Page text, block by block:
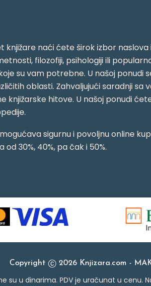
knjižare naći ćete širok izbor
filozofiji, psihologiji ili
su vam potrebne. U našoj ponudi
oblasti. Zahvaljujući saradnji
knjižarske hitove. U našoj ponudi
sigurnu i povoljnu online
30%, 40%, pa čak i 50%.
Copyright 2026 Knjizara.com -
su u dinarima. PDV je uračunat u cenu.